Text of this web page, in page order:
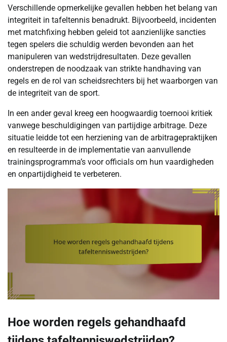
Verschillende opmerkelijke gevallen hebben het belang van
integriteit in tafeltennis benadrukt. Bijvoorbeeld, incidenten
met matchfixing hebben geleid tot aanzienlijke sancties
tegen spelers die schuldig werden bevonden aan het
manipuleren van wedstrijdresultaten. Deze gevallen
onderstrepen de noodzaak van strikte handhaving van
regels en de rol van scheidsrechters bij het waarborgen van
de integriteit van de sport.
In een ander geval kreeg een hoogwaardig toernooi kritiek
vanwege beschuldigingen van partijdige arbitrage. Deze
situatie leidde tot een herziening van de arbitragepraktijken
en resulteerde in de implementatie van aanvullende
trainingsprogramma’s voor officials om hun vaardigheden
en onpartijdigheid te verbeteren.
Hoe worden regels gehandhaafd